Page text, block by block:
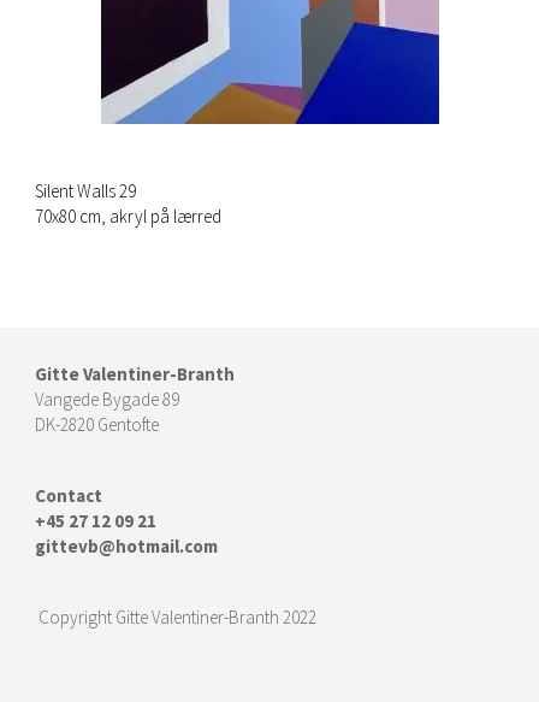
Silent Walls 29
70x80 cm, akryl på lærred
Gitte Valentiner-Branth
Vangede Bygade 89
DK-2820 Gentofte
Contact
+45 27 12 09 21
gittevb@hotmail.com
Copyright Gitte Valentiner-Branth 2022